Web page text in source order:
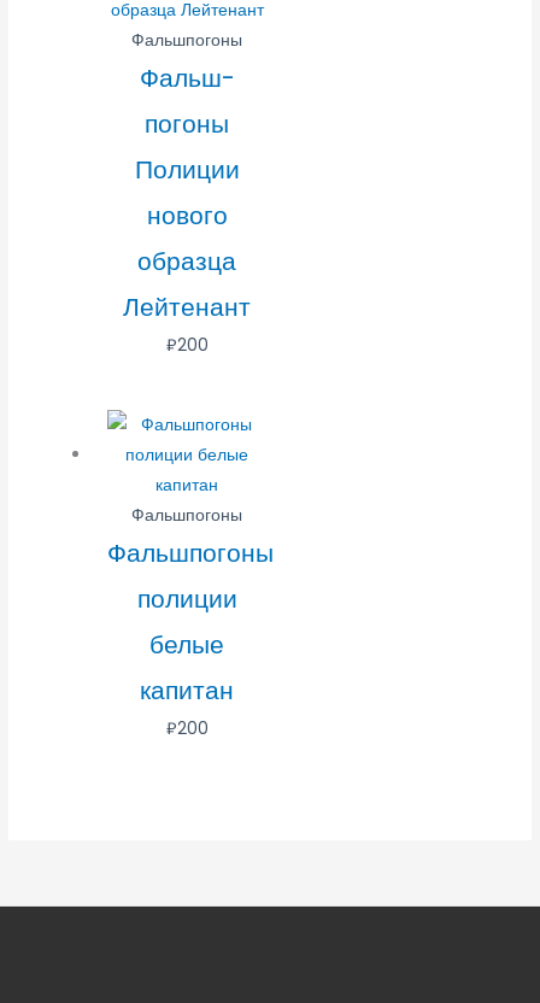
Фальшпогоны
Фальш-
погоны
Полиции
нового
образца
Лейтенант
₽200
Фальшпогоны
Фальшпогоны
полиции
белые
капитан
₽200